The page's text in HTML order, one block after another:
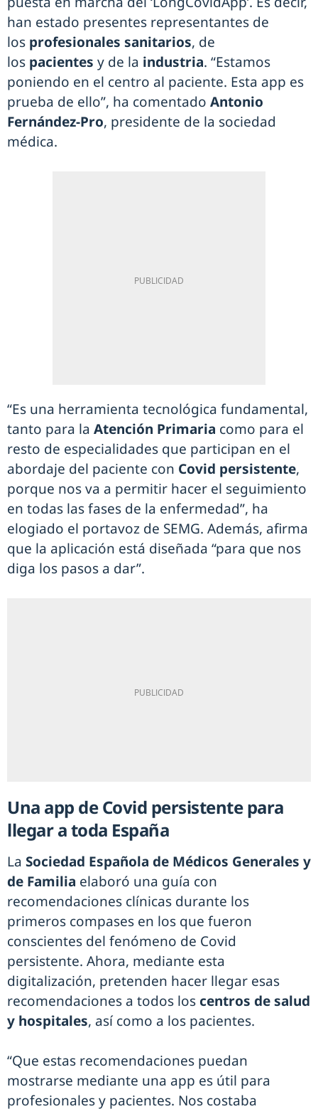
han estado presentes representantes de
los profesionales sanitarios, de
los pacientes y de la industria. “Estamos
poniendo en el centro al paciente. Esta app es
prueba de ello”, ha comentado Antonio
Fernández-Pro, presidente de la sociedad
médica.
“Es una herramienta tecnológica fundamental,
tanto para la Atención Primaria como para el
resto de especialidades que participan en el
abordaje del paciente con Covid persistente,
porque nos va a permitir hacer el seguimiento
en todas las fases de la enfermedad”, ha
elogiado el portavoz de SEMG. Además, afirma
que la aplicación está diseñada “para que nos
diga los pasos a dar”.
Una app de Covid persistente para
llegar a toda España
La Sociedad Española de Médicos Generales y
de Familia elaboró una guía con
recomendaciones clínicas durante los
primeros compases en los que fueron
conscientes del fenómeno de Covid
persistente. Ahora, mediante esta
digitalización, pretenden hacer llegar esas
recomendaciones a todos los centros de salud
y hospitales, así como a los pacientes.
“Que estas recomendaciones puedan
mostrarse mediante una app es útil para
profesionales y pacientes. Nos costaba